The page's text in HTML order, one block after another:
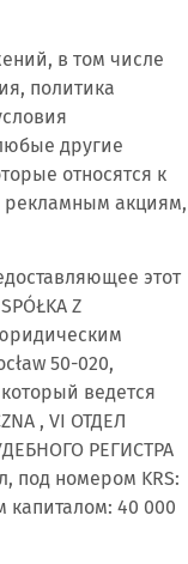
в том числе
политика
другие
относятся к
акциям,
этот
Z
юридическим
50-020,
ведется
, VI ОТДЕЛ
РЕГИСТРА
под номером KRS:
капиталом: 40 000